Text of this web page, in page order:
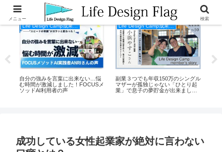
Life Design Camp成果事例
自分の強みを言葉に出来ない…悩
む時間が激減しました！FOCUSメ
ソッドAI利用者の声
Life Design Camp成果事例
副業３つでも年収150万のシングル
マザーが孤独じゃない「ひとり起
業」で息子の夢貯金が出来まし
成功している女性起業家が絶対に言わない
メニュー 検索